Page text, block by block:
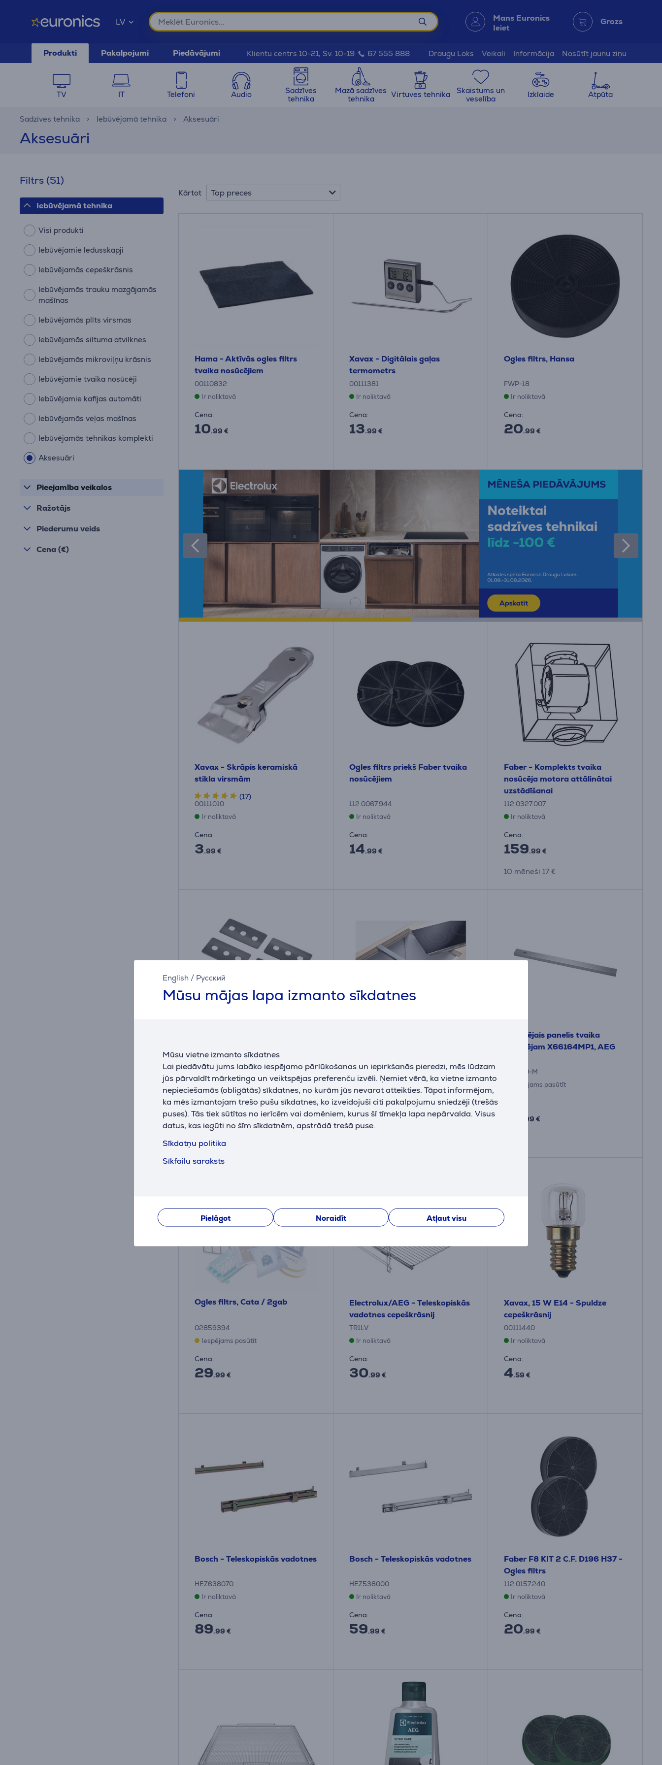
English / Русский
Mūsu mājas lapa izmanto sīkdatnes
Mūsu vietne izmanto sīkdatnes
Lai piedāvātu jums labāko iespējamo pārlūkošanas un iepirkšanās pieredzi, mēs lūdzam
jūs pārvaldīt mārketinga un veiktspējas preferenču izvēli. Ņemiet vērā, ka vietne izmanto
nepieciešamās (obligātās) sīkdatnes, no kurām jūs nevarat atteikties. Tāpat informējam,
ka mēs izmantojam trešo pušu sīkdatnes, ko izveidojuši citi pakalpojumu sniedzēji (trešās
puses). Tās tiek sūtītas no ierīcēm vai domēniem, kurus šī tīmekļa lapa nepārvalda. Visus
datus, kas iegūti no šīm sīkdatnēm, apstrādā trešā puse.
Sīkdatņu politika
Sīkfailu saraksts
Pielāgot Noraidīt Atļaut visu
LV Mans Euronics
Ieiet
Grozs
Produkti Pakalpojumi Piedāvājumi Klientu centrs 10-21, Sv. 10-19 67 555 888 Draugu Loks Veikali Informācija Nosūtīt jaunu ziņu
TV IT Telefoni Audio
Sadzīves
tehnika
Mazā sadzīves
tehnika
Virtuves tehnika
Skaistums un
veselība
Izklaide Atpūta
Sadzīves tehnika Iebūvējamā tehnika Aksesuāri
Aksesuāri
Filtrs (51)
Iebūvējamā tehnika
Visi produkti
Iebūvējamie ledusskapji
Iebūvējamās cepeškrāsnis
Iebūvējamās trauku mazgājamās
mašīnas
Iebūvējamās plīts virsmas
Iebūvējamās siltuma atvilknes
Iebūvējamās mikroviļņu krāsnis
Iebūvējamie tvaika nosūcēji
Iebūvējamie kafijas automāti
Iebūvējamās veļas mašīnas
Iebūvējamās tehnikas komplekti
Aksesuāri
Pieejamība veikalos
Ražotājs
Piederumu veids
Cena (€)
Kārtot Top preces
Hama - Aktīvās ogles filtrs
tvaika nosūcējiem
00110832
Ir noliktavā
Cena:
10.99 €
Xavax - Digitālais gaļas
termometrs
00111381
Ir noliktavā
Cena:
13.99 €
Ogles filtrs, Hansa
FWP-18
Ir noliktavā
Cena:
20.99 €
Xavax - Skrāpis keramiskā
stikla virsmām
(17)
00111010
Ir noliktavā
Cena:
3.99 €
Ogles filtrs priekš Faber tvaika
nosūcējiem
112.0067.944
Ir noliktavā
Cena:
14.99 €
Faber - Komplekts tvaika
nosūcēja motora attālinātai
uzstādīšanai
112.0327.007
Ir noliktavā
Cena:
159.99 €
10 mēneši 17 €
skrāpim
00111096
Cena:
2 .59 €
HEZ394301
Iespējams pasūtīt
Cena:
69.99 €
Priekšējais panelis tvaika
nosūcējam X66164MP1, AEG
BF6070-M
Iespējams pasūtīt
.99 €
Ogles filtrs, Cata / 2gab
02859394
Iespējams pasūtīt
Cena:
29.99 €
Electrolux/AEG - Teleskopiskās
vadotnes cepeškrāsnij
TR1LV
Ir noliktavā
Cena:
30.99 €
Xavax, 15 W E14 - Spuldze
cepeškrāsnij
00111440
Ir noliktavā
Cena:
4.59 €
Bosch - Teleskopiskās vadotnes
HEZ638070
Ir noliktavā
Cena:
89.99 €
Bosch - Teleskopiskās vadotnes
HEZ538000
Ir noliktavā
Cena:
59.99 €
Faber F8 KIT 2 C.F. D196 H37 -
Ogles filtrs
112.0157.240
Ir noliktavā
Cena:
20.99 €